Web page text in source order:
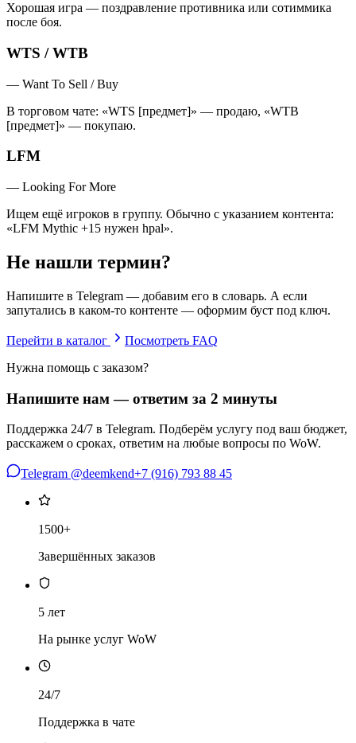
Хорошая игра — поздравление противника или сотиммика
после боя.
WTS / WTB
— Want To Sell / Buy
В торговом чате: «WTS [предмет]» — продаю, «WTB
[предмет]» — покупаю.
LFM
— Looking For More
Ищем ещё игроков в группу. Обычно с указанием контента:
«LFM Mythic +15 нужен hpal».
Не нашли термин?
Напишите в Telegram — добавим его в словарь. А если
запутались в каком-то контенте — оформим буст под ключ.
Перейти в каталог
Посмотреть FAQ
Нужна помощь с заказом?
Напишите нам — ответим за 2 минуты
Поддержка 24/7 в Telegram. Подберём услугу под ваш бюджет,
расскажем о сроках, ответим на любые вопросы по WoW.
Telegram @deemkend+7 (916) 793 88 45
1500+
Завершённых заказов
5 лет
На рынке услуг WoW
24/7
Поддержка в чате